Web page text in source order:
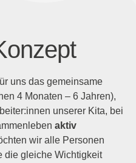
uns das gemeinsame
4 Monaten – 6 Jahren),
unserer Kita, bei
aktiv
wir alle Personen
die gleiche Wichtigkeit